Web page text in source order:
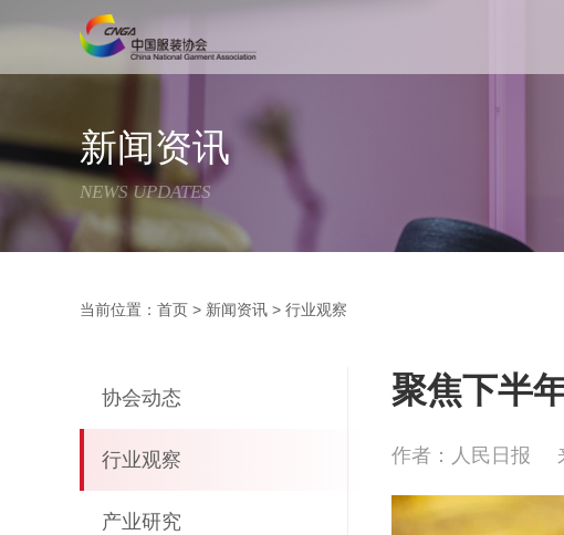
新闻资讯
NEWS UPDATES
当前位置： 首页 > 新闻资讯 > 行业观察
协会动态
行业观察
产业研究
聚焦下半
作者：人民日报